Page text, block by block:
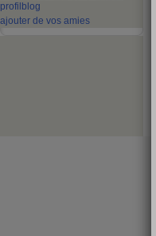
profil blog
ajouter de vos amies